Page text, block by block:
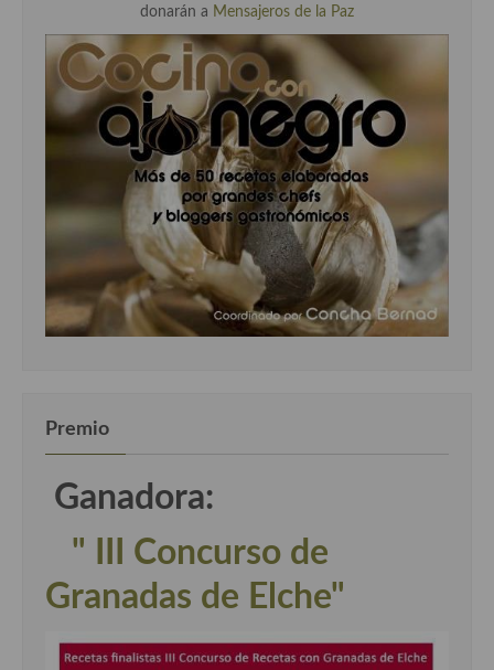
donarán a Mensajeros de la Paz
Premio
Ganadora:
" III Concurso de
Granadas de Elche"